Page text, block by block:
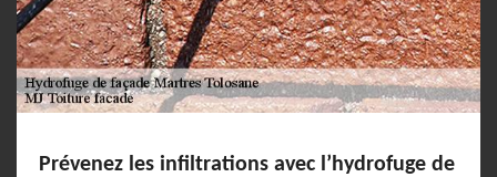
Prévenez les infiltrations avec l’hydrofuge de